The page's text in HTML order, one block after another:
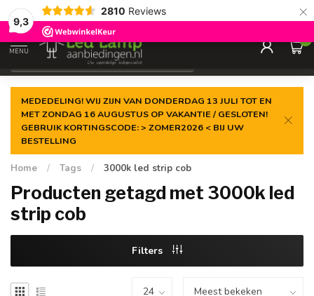
9,3
2810 Reviews ×
Gegarandeerde delaagste prijs
MENU
0
MEDEDELING! WIJ ZIJN VAN DONDERDAG 13 JULI TOT EN
MET ZONDAG 16 AUGUSTUS OP VAKANTIE / GESLOTEN!
GEBRUIK KORTINGSCODE: > ZOMER2026 < BIJ UW
BESTELLING
Home / Tags / 3000k led strip cob
Producten getagd met 3000k led
strip cob
Filters